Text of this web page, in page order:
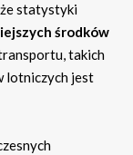
statystyki
środków
takich
lotniczych jest